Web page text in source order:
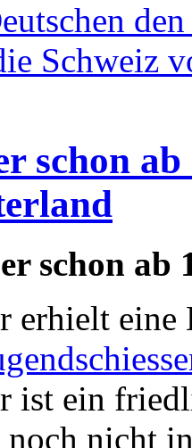
Schweiz
schon
schon ab
erhielt
ist ein
nicht